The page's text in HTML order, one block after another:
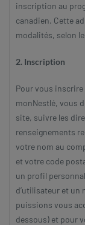
inscription au
canadien. Cette
modalités, selon
2. Inscription
Pour vous
monNestlé, vous
site, suivre les
renseignements
votre nom au
et votre code
un profil
d’utilisateur et un
puissions vous
dessous) et pour